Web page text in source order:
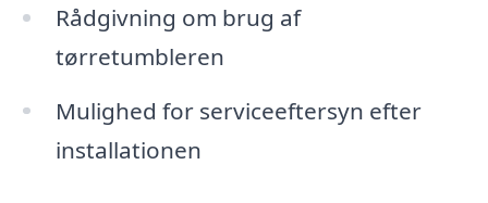
Rådgivning om brug af
tørretumbleren
Mulighed for serviceeftersyn efter
installationen